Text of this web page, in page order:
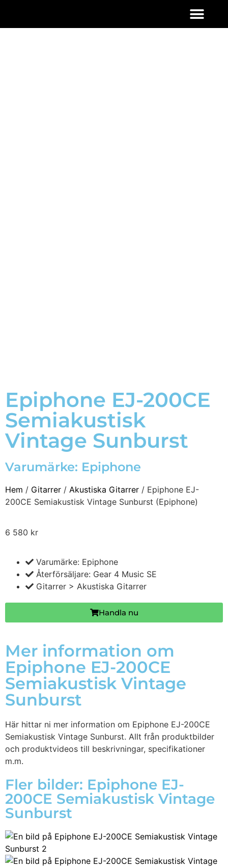
Epiphone EJ-200CE
Semiakustisk
Vintage Sunburst
Varumärke: Epiphone
Hem / Gitarrer / Akustiska Gitarrer / Epiphone EJ-
200CE Semiakustisk Vintage Sunburst (Epiphone)
6 580 kr
Varumärke: Epiphone
Återförsäljare: Gear 4 Music SE
Gitarrer > Akustiska Gitarrer
Handla nu
Mer information om
Epiphone EJ-200CE
Semiakustisk Vintage
Sunburst
Här hittar ni mer information om Epiphone EJ-200CE
Semiakustisk Vintage Sunburst. Allt från produktbilder
och produktvideos till beskrivningar, specifikationer
m.m.
Fler bilder: Epiphone EJ-
200CE Semiakustisk Vintage
Sunburst